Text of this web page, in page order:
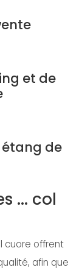
et de
de
... col
cuore offrent
afin que